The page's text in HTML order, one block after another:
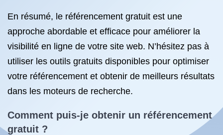
En résumé, le référencement gratuit est une
approche abordable et efficace pour améliorer la
visibilité en ligne de votre site web. N’hésitez pas à
utiliser les outils gratuits disponibles pour optimiser
votre référencement et obtenir de meilleurs résultats
dans les moteurs de recherche.
Comment puis-je obtenir un référencement
gratuit ?